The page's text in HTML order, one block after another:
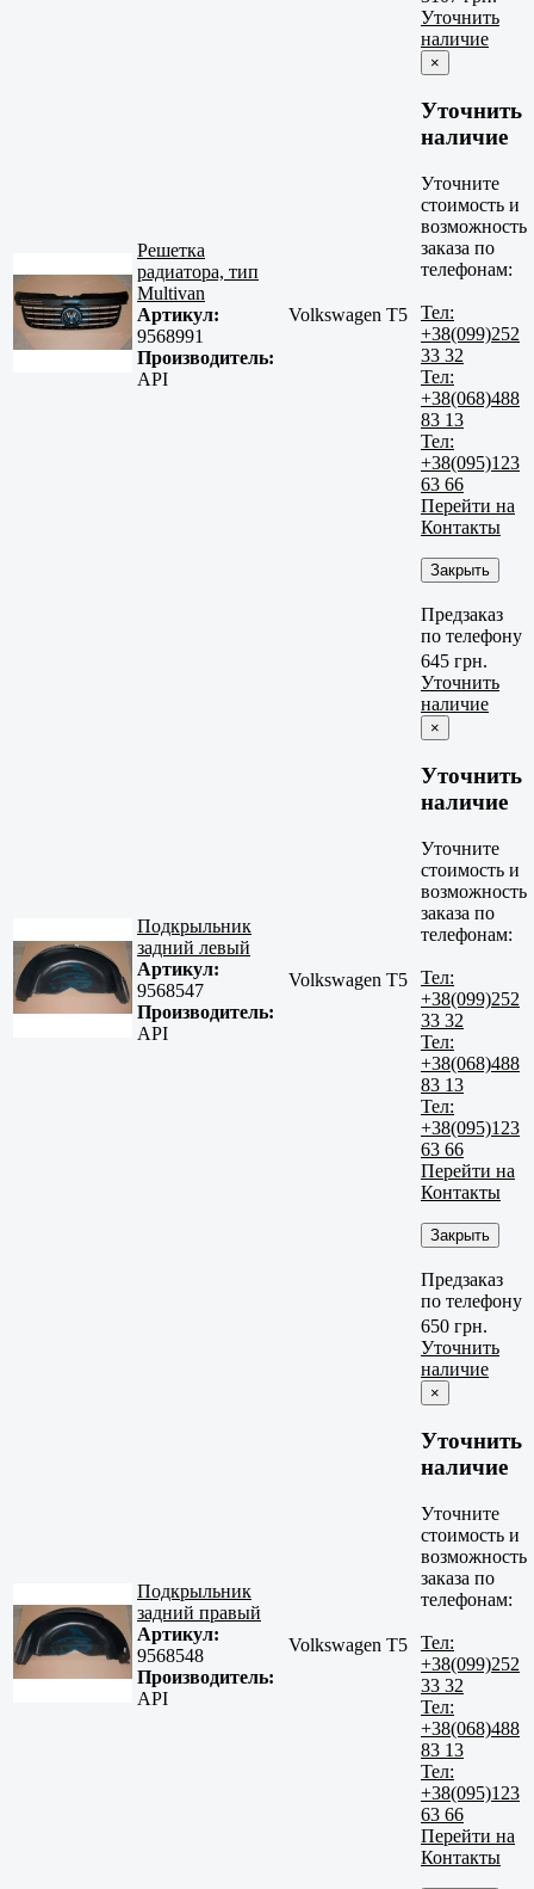
Решетка
радиатора, тип
Multivan
Артикул:
9568991
Производитель:
API
Volkswagen T5
Уточнить
наличие
×
Уточнить
наличие
Уточните
стоимость и
возможность
заказа по
телефонам:
Тел:
+38(099)252
33 32
Тел:
+38(068)488
83 13
Тел:
+38(095)123
63 66
Перейти на
Контакты
Закрыть
Предзаказ
по телефону
Подкрыльник
задний левый
Артикул:
9568547
Производитель:
API
Volkswagen T5
645 грн.
Уточнить
наличие
×
Уточнить
наличие
Уточните
стоимость и
возможность
заказа по
телефонам:
Тел:
+38(099)252
33 32
Тел:
+38(068)488
83 13
Тел:
+38(095)123
63 66
Перейти на
Контакты
Закрыть
Предзаказ
по телефону
Подкрыльник
задний правый
Артикул:
9568548
Производитель:
API
Volkswagen T5
650 грн.
Уточнить
наличие
×
Уточнить
наличие
Уточните
стоимость и
возможность
заказа по
телефонам:
Тел:
+38(099)252
33 32
Тел:
+38(068)488
83 13
Тел:
+38(095)123
63 66
Перейти на
Контакты